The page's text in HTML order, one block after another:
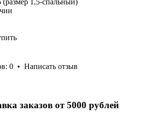
(размер 1,5-спальный)
0 • Написать отзыв
заказов от 5000 рублей